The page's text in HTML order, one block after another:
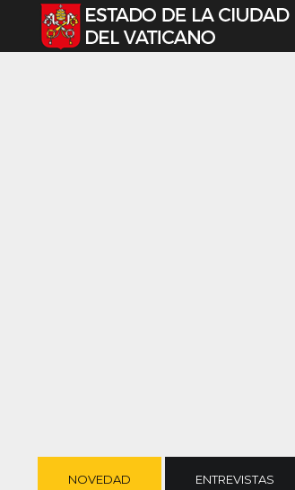
Seleccione su idioma
NOVEDAD ENTREVISTAS